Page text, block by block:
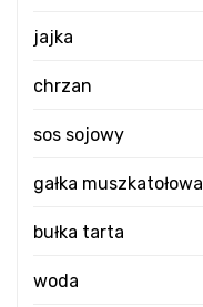
jajka
chrzan
sos sojowy
gałka muszkatołowa
bułka tarta
woda